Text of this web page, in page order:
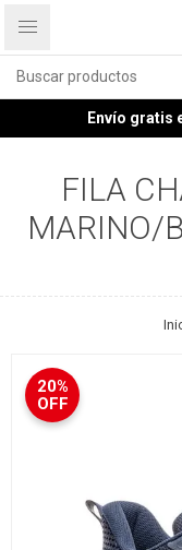
Envío gratis
FILA
MARINO/
20%
OFF